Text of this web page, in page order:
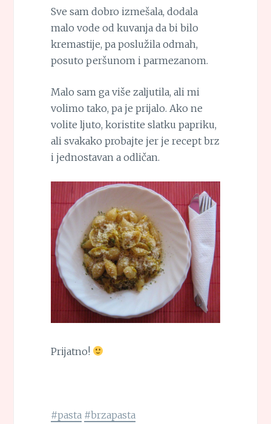
Sve sam dobro izmešala, dodala
malo vode od kuvanja da bi bilo
kremastije, pa poslužila odmah,
posuto peršunom i parmezanom.
Malo sam ga više zaljutila, ali mi
volimo tako, pa je prijalo. Ako ne
volite ljuto, koristite slatku papriku,
ali svakako probajte jer je recept brz
i jednostavan a odličan.
Prijatno!
#pasta #brzapasta